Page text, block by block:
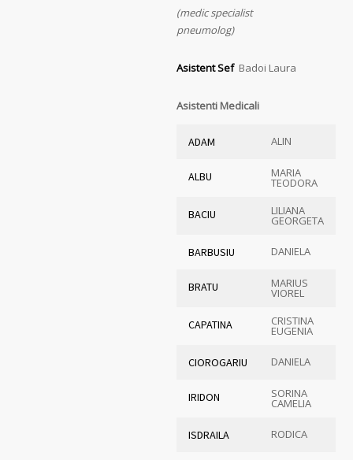
(medic specialist
pneumolog)
Asistent SefBadoi Laura
Asistenti Medicali
ADAM ALIN
ALBU MARIA
TEODORA
BACIU LILIANA
GEORGETA
BARBUSIU DANIELA
BRATU MARIUS
VIOREL
CAPATINA CRISTINA
EUGENIA
CIOROGARIU DANIELA
IRIDON SORINA
CAMELIA
ISDRAILA RODICA